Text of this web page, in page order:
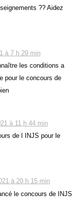
?? Aidez
à 7 h 29 min
les conditions a
pour le concours de
à 11 h 44 min
de l INJS pour le
à 20 h 15 min
le concours de INJS